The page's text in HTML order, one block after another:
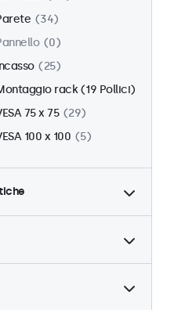
34
0
25
rack (19 Pollici)
75 x 75
29
100 x 100
5
/ 5:4
12
36 Volt
34
Lettore multimediale USB